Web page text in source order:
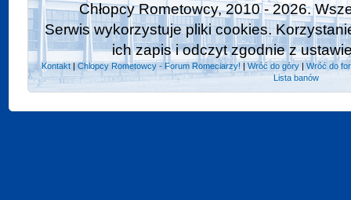
Chłopcy Rometowcy, 2010 - 2026.
Serwis wykorzystuje pliki cookies.
ich zapis i odczyt zgodnie z
Kontakt| Chlopcy Rometowcy - Forum Romeciarzy! |Wróć do góry| Wróć do
Lista banów